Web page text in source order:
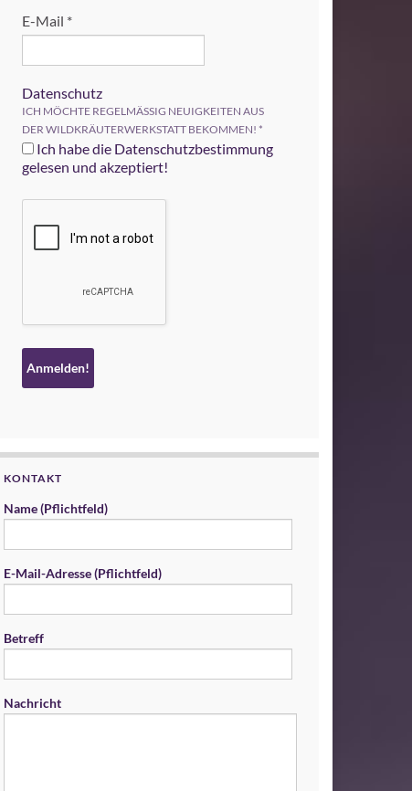
E-Mail *
Datenschutz
ICH MÖCHTE REGELMÄSSIG NEUIGKEITEN AUS
DER WILDKRÄUTERWERKSTATT BEKOMMEN! *
Ich habe die Datenschutzbestimmung
gelesen und akzeptiert!
KONTAKT
Name (Pflichtfeld)
E-Mail-Adresse (Pflichtfeld)
Betreff
Nachricht